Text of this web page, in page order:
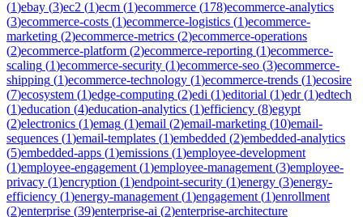
(1)ebay (3)ec2 (1)ecm (1)ecommerce (178)ecommerce-analytics
(3)ecommerce-costs (1)ecommerce-logistics (1)ecommerce-
marketing (2)ecommerce-metrics (2)ecommerce-operations
(2)ecommerce-platform (2)ecommerce-reporting (1)ecommerce-
scaling (1)ecommerce-security (1)ecommerce-seo (3)ecommerce-
shipping (1)ecommerce-technology (1)ecommerce-trends (1)ecosire
(7)ecosystem (1)edge-computing (2)edi (1)editorial (1)edr(1)edtech
(1)education (4)education-analytics (1)efficiency (8)egypt
(2)electronics (1)emag (1)email (2)email-marketing (10)email-
sequences (1)email-templates (1)embedded (2)embedded-analytics
(5)embedded-apps (1)emissions (1)employee-development
(1)employee-engagement (1)employee-management (3)employee-
privacy (1)encryption (1)endpoint-security (1)energy (3)energy-
efficiency (1)energy-management (1)engagement (1)enrollment
(2)enterprise (39)enterprise-ai (2)enterprise-architecture